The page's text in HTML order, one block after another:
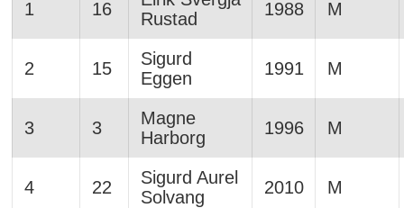
1 16
Rustad
1988 M
2 15
Sigurd
Eggen
1991 M
3 3
Magne
Harborg
1996 M
4 22
Sigurd Aurel
Solvang
2010 M